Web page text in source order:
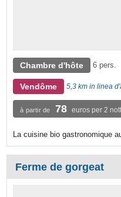
Chambre d'hôte 6 pers.
Vendôme 5,3 km in linea
à partir de 78 euros per 2
La cuisine bio gastronomique
Ferme de gorgeat